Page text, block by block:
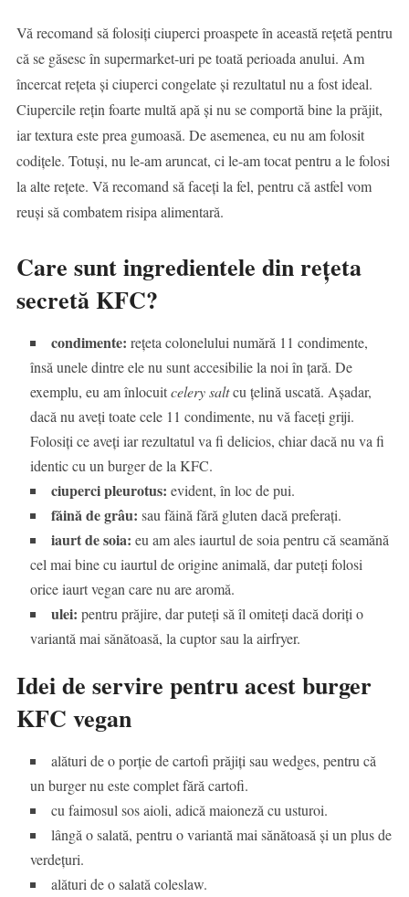
Vă recomand să folosiți ciuperci proaspete în această rețetă pentru
că se găsesc în supermarket-uri pe toată perioada anului. Am
încercat rețeta și ciuperci congelate și rezultatul nu a fost ideal.
Ciupercile rețin foarte multă apă și nu se comportă bine la prăjit,
iar textura este prea gumoasă. De asemenea, eu nu am folosit
codițele. Totuși, nu le-am aruncat, ci le-am tocat pentru a le folosi
la alte rețete. Vă recomand să faceți la fel, pentru că astfel vom
reuși să combatem risipa alimentară.
Care sunt ingredientele din rețeta
secretă KFC?
condimente: rețeta colonelului numără 11 condimente,
însă unele dintre ele nu sunt accesibilie la noi în țară. De
exemplu, eu am înlocuitcelery saltcu țelină uscată. Așadar,
dacă nu aveți toate cele 11 condimente, nu vă faceți griji.
Folosiți ce aveți iar rezultatul va fi delicios, chiar dacă nu va fi
identic cu un burger de la KFC.
ciuperci pleurotus: evident, în loc de pui.
făină de grâu: sau făină fără gluten dacă preferați.
iaurt de soia: eu am ales iaurtul de soia pentru că seamănă
cel mai bine cu iaurtul de origine animală, dar puteți folosi
orice iaurt vegan care nu are aromă.
ulei: pentru prăjire, dar puteți să îl omiteți dacă doriți o
variantă mai sănătoasă, la cuptor sau la airfryer.
Idei de servire pentru acest burger
KFC vegan
alături de o porție de cartofi prăjiți sau wedges, pentru că
un burger nu este complet fără cartofi.
cu faimosul sos aioli, adică maioneză cu usturoi.
lângă o salată, pentru o variantă mai sănătoasă și un plus de
verdețuri.
alături de o salată coleslaw.